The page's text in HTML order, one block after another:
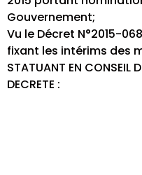
Gouvernement;
Vu le Décret N°2015-
fixant les intérims des
STATUANT EN CONSEIL
DECRETE :